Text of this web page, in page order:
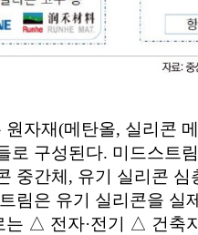
자재(메탄올, 실리콘
로 구성된다. 미드스트
중간체, 유기 실리콘 심
림은 유기 실리콘을 실
는 △ 전자·전기 △ 건